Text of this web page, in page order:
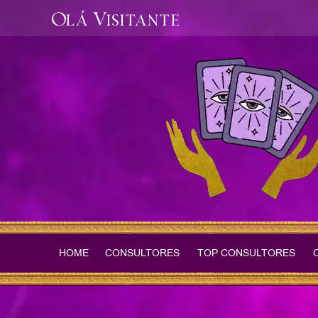
Olá Visitante
HOME CONSULTORES TOP CONSULTORES